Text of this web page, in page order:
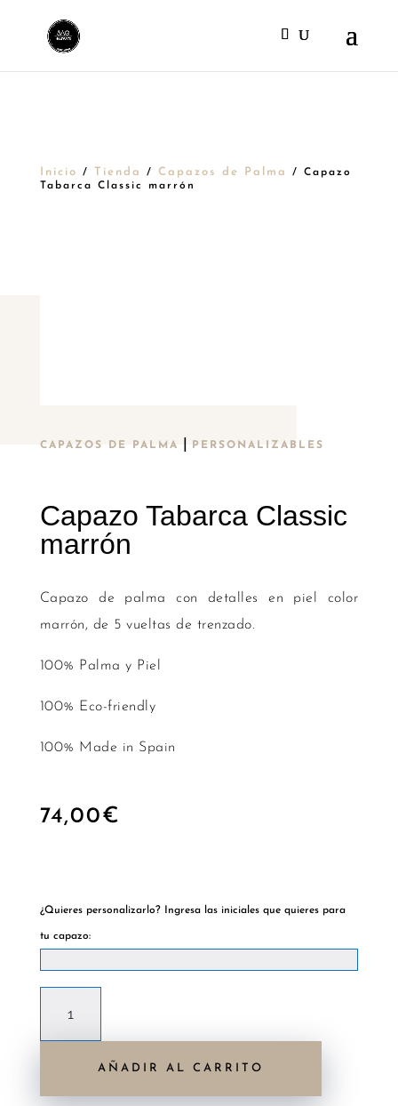
Inicio / Tienda / Capazos de Palma
/ Capazo
Tabarca Classic marrón
CAPAZOS DE PALMA PERSONALIZABLES
Capazo Tabarca Classic
marrón
Capazo de palma con detalles en piel color
marrón, de 5 vueltas de trenzado.
100% Palma y Piel
100% Eco-friendly
100% Made in Spain
74,00€
¿Quieres personalizarlo? Ingresa las iniciales que quieres para
tu capazo:
cantidad
AÑADIR AL CARRITO